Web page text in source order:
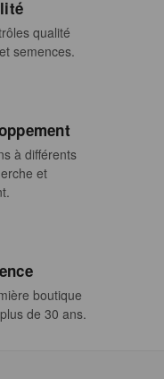
qualité
semences.
à différents
et
boutique
de 30 ans.